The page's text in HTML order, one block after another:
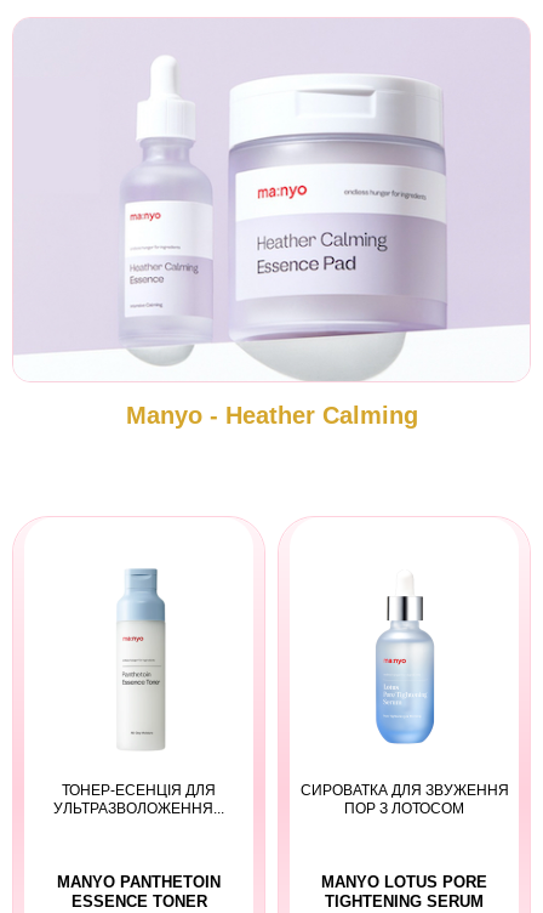
Manyo - Heather Calming
ТОНЕР-ЕСЕНЦІЯ ДЛЯ
УЛЬТРАЗВОЛОЖЕННЯ...
MANYO PANTHETOIN
ESSENCE TONER
СИРОВАТКА ДЛЯ ЗВУЖЕННЯ
ПОР З ЛОТОСОМ
MANYO LOTUS PORE
TIGHTENING SERUM